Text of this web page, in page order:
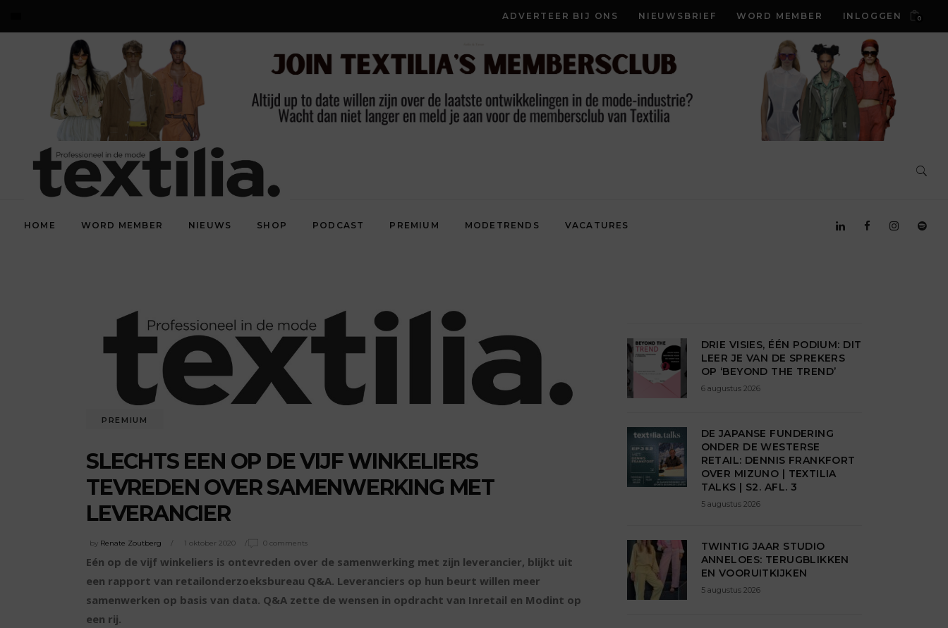
ADVERTEER BIJ ONS NIEUWSBRIEF WORD MEMBER INLOGGEN 0
HOME WORD MEMBER NIEUWS SHOP PODCAST PREMIUM MODETRENDS VACATURES
PREMIUM
SLECHTS EEN OP DE VIJF WINKELIERS
TEVREDEN OVER SAMENWERKING MET
LEVERANCIER
by Renate Zoutberg 1 oktober 2020 0 comments
Eén op de vijf winkeliers is ontevreden over de samenwerking met zijn leverancier, blijkt uit
een rapport van retailonderzoeksbureau Q&A. Leveranciers op hun beurt willen meer
samenwerken op basis van data. Q&A zette de wensen in opdracht van Inretail en Modint op
een rij.
DRIE VISIES, ÉÉN PODIUM: DIT
LEER JE VAN DE SPREKERS
OP ‘BEYOND THE TREND’
6 augustus 2026
DE JAPANSE FUNDERING
ONDER DE WESTERSE
RETAIL: DENNIS FRANKFORT
OVER MIZUNO | TEXTILIA
TALKS | S2. AFL. 3
5 augustus 2026
TWINTIG JAAR STUDIO
ANNELOES: TERUGBLIKKEN
EN VOORUITKIJKEN
5 augustus 2026